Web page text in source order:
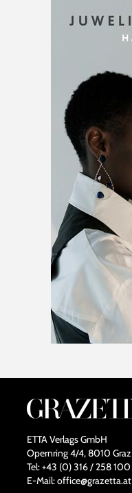
ETTA Verlags GmbH
Opernring 4/4, 8010 Graz
Tel: +43 (0) 316 / 258 100
E-Mail: office@grazetta.at